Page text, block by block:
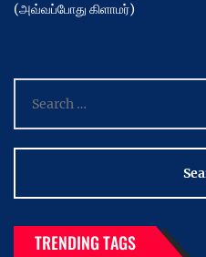
(அவ்வப்போது கிளாமர்)
for:
TRENDING TAGS